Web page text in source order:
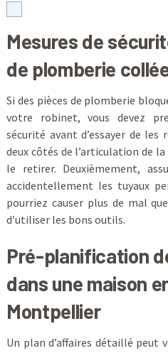
Mesures de
de plomberie
Si des pièces de plomberie
votre robinet, vous devez
sécurité avant d’essayer de les
deux côtés de l’articulation de
le retirer. Deuxièmement,
accidentellement les tuyaux
pourriez causer plus de mal
d’utiliser les bons outils.
Pré-planification
dans une maison
Montpellier
Un plan d’affaires détaillé peut